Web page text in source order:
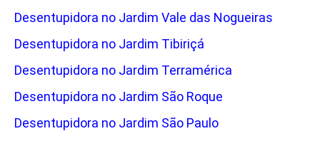
Desentupidora no Jardim Vale das Nogueiras
Desentupidora no Jardim Tibiriçá
Desentupidora no Jardim Terramérica
Desentupidora no Jardim São Roque
Desentupidora no Jardim São Paulo